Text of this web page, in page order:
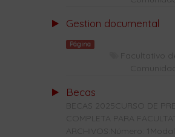
Gestion documental
Página
Facultativo
Becas
BECAS 2025CURSO DE
COMPLETA PARA
ARCHIVOS:Número: